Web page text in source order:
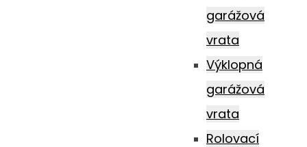
garážová
vrata
Výklopná
garážová
vrata
Rolovací